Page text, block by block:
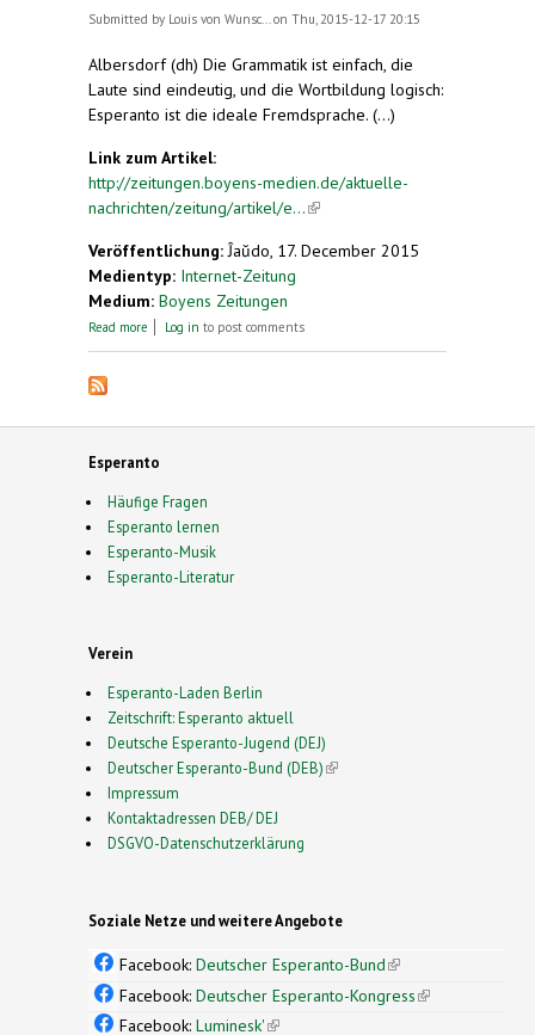
Submitted by Louis von Wunsc...on Thu, 2015-12-17 20:15
Albersdorf (dh) Die Grammatik ist einfach, die
Laute sind eindeutig, und die Wortbildung logisch:
Esperanto ist die ideale Fremdsprache. (...)
Link zum Artikel:
http://zeitungen.boyens-medien.de/aktuelle-
nachrichten/zeitung/artikel/e...(link is external)
Veröffentlichung:Ĵaŭdo, 17. December 2015
Medientyp: Internet-Zeitung
Medium: Boyens Zeitungen
Read more about Esperanto: Eine Sprache für die ganze Welt
Log in to post comments
Esperanto
Häufige Fragen
Esperanto lernen
Esperanto-Musik
Esperanto-Literatur
Verein
Esperanto-Laden Berlin
Zeitschrift: Esperanto aktuell
Deutsche Esperanto-Jugend (DEJ)
Deutscher Esperanto-Bund (DEB)(link is external)
Impressum
Kontaktadressen DEB/ DEJ
DSGVO-Datenschutzerklärung
Soziale Netze und weitere Angebote
Facebook: Deutscher Esperanto-Bund(link is
external)
Facebook: Deutscher Esperanto-Kongress(link is
Facebook: Luminesk'(link is external)